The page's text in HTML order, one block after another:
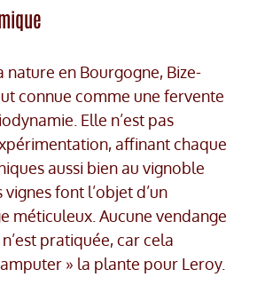
nature en Bourgogne, Bize-
connue comme une fervente
Elle n’est pas
affinant chaque
aussi bien au vignoble
vignes font l’objet d’un
méticuleux. Aucune vendange
pratiquée, car cela
» la plante pour Leroy.